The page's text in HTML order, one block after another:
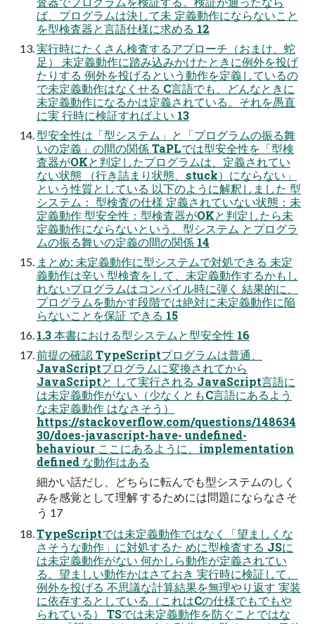
ば、プログラムは決して未 定義動作にならないこと
を型検査器と言語仕様に求める 12
実行時にたくさん検査するアプローチ（おまけ、蛇
足） 未定義動作に踏み込みかけたときに例外を投げ
たりする 例外を投げるという動作を定義しているの
で未定義動作はなくせる C言語でも、どんなときに
未定義動作になるかは定義されている。それを愚直
に実 行時に検証すればよい 13
型安全性は「型システム」と「プログラムの振る舞
いの定義」の間の関係 TaPLでは型安全性を「型検
査器がOKと判定したプログラムは、定義されてい
ない状態 （行き詰まり状態、stuck）にならない」
という性質としている 以下のように解釈しました 型
システム： 型検査の仕様 定義されていない状態：未
定義動作 型安全性：型検査器がOKと判定したら未
定義動作にならないという、型システム とプログラ
ムの振る舞いの定義の間の関係 14
まとめ: 未定義動作に型システムで対処できる 未定
義動作は辛い 型検査をして、未定義動作するかもし
れないプログラムはコンパイル時に弾く 結果的に、
プログラムを動かす段階では絶対に未定義動作に陥
らないことを保証 できる 15
1.3 本書における型システムと型安全性 16
前提の確認 TypeScriptプログラムは普通、
JavaScriptプログラムに変換されてから
JavaScriptと して実行される JavaScript言語に
は未定義動作がない（少なくともC言語にあるよう
な未定義動作 はなさそう）
https://stackoverflow.com/questions/148634
30/does-javascript-have- undefined-
behaviour ここにあるように、implementation
defined な動作はある
細かい話だし、どちらに転んでも型システムのしく
みを感覚として理解 するためには問題にならなさそ
う 17
TypeScriptでは未定義動作ではなく「望ましくな
さそうな動作」に対処するた めに型検査する JSに
は未定義動作がない 何かしら動作が定義されてい
る。望ましい動作かはさておき 実行時に検証して、
例外を投げる 不思議な計算結果を無理やり返す 実装
に依存するとしている（これはCの仕様でもでもや
られている） TSでは未定義動作を防ぐことではな